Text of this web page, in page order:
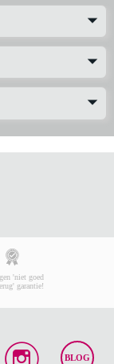
'niet goed
garantie!
BLOG